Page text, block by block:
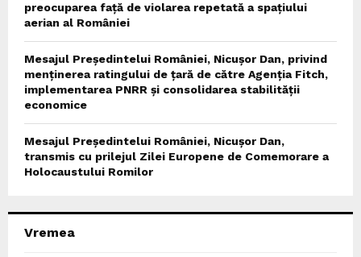
preocuparea față de violarea repetată a spațiului
aerian al României
Mesajul Președintelui României, Nicușor Dan, privind
menținerea ratingului de țară de către Agenția Fitch,
implementarea PNRR și consolidarea stabilității
economice
Mesajul Președintelui României, Nicușor Dan,
transmis cu prilejul Zilei Europene de Comemorare a
Holocaustului Romilor
Vremea